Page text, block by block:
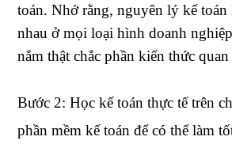
toán. Nhớ rằng, nguyên lý kế toán
nhau ở mọi loại hình doanh
nắm thật chắc phần kiến thức
Bước 2: Học kế toán thực tế trên
phần mềm kế toán để có thể làm